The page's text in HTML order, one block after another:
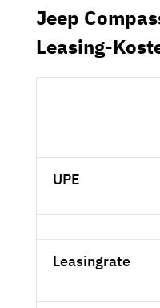
Jeep
Leasing-
UPE
Leasingrate